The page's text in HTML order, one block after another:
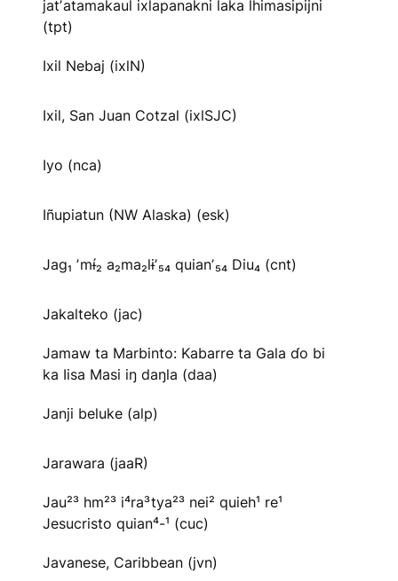
jatʼatamakaul ixlapanakni laka lhimasipijni
(tpt)
Ixil Nebaj (ixlN)
Ixil, San Juan Cotzal (ixlSJC)
Iyo (nca)
Iñupiatun (NW Alaska) (esk)
Jag₁ ʼmɨ́₂ a₂ma₂lɨʼ₅₄ quianʼ₅₄ Diu₄ (cnt)
Jakalteko (jac)
Jamaw ta Marbinto: Kabarre ta Gala ɗo bi
ka Iisa Masi iŋ daŋla (daa)
Janji beluke (alp)
Jarawara (jaaR)
Jau²³ hm²³ i⁴ra³tya²³ nei² quieh¹ re¹
Jesucristo quian⁴-¹ (cuc)
Javanese, Caribbean (jvn)